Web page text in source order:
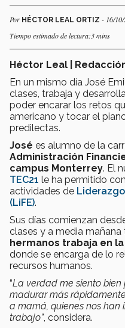
Por HÉCTOR LEAL ORTIZ - 16/
Tiempo estimado de lectura:3 mins
Héctor Leal |
En un mismo día José
clases, trabaja y
poder encarar los retos
americano y tocar el
predilectas.
José es alumno de la
Administración
campus Monterrey. El
TEC21 le ha permitido
actividades de
(LiFE).
Sus días comienzan
clases y a media
hermanos trabaja en
donde se encarga de lo
recursos humanos.
“La verdad me siento
madurar más
a mamá, quienes nos
trabajo”, considera.